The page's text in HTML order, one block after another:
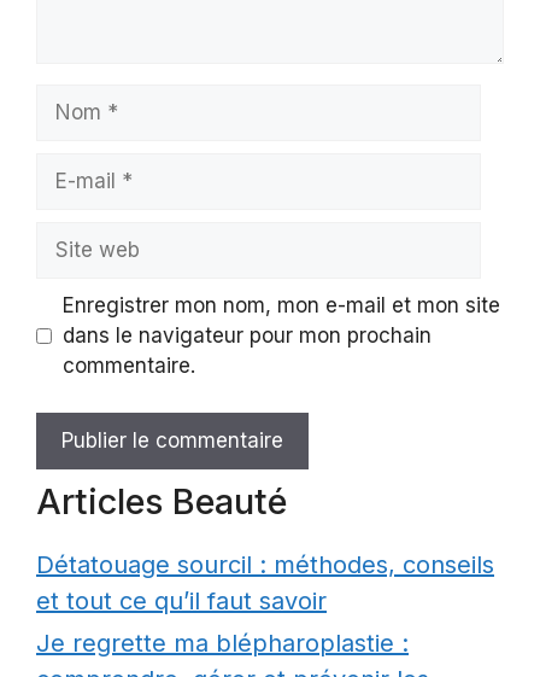
Nom
Site
Enregistrer mon nom, mon e-mail et mon site
dans le navigateur pour mon prochain
commentaire.
Articles Beauté
Détatouage sourcil : méthodes, conseils
et tout ce qu’il faut savoir
Je regrette ma blépharoplastie :